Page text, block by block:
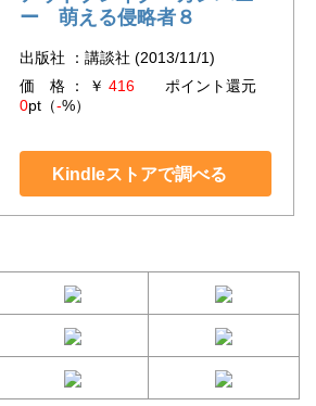
ー 萌える侵略者８
出版社 ：講談社 (2013/11/1)
価 格 ： ￥ 416ポイント還元
0pt（-%）
Kindleストアで調べる